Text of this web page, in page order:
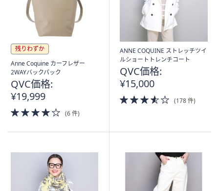
残りわずか
Anne Coquine カーフレザー
2WAYバックパック
QVC価格:
¥19,999
4.0
of
(6 件)
ANNE COQUINE ストレッチツイ
ルショートトレンチコート
QVC価格:
¥15,000
3.5
of
(178 件)